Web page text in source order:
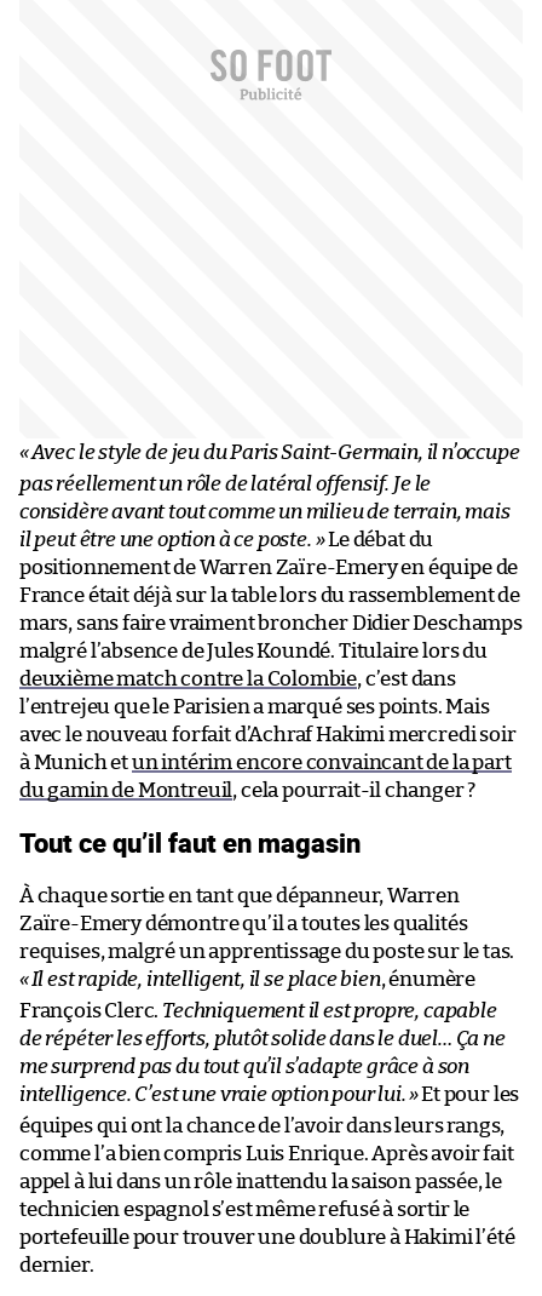
«Avec le style de jeu du Paris Saint-Germain, il n’occupe
pas réellement un rôle de latéral offensif. Je le
considère avant tout comme un milieu de terrain, mais
il peut être une option à ce poste. »Le débat du
positionnement de Warren Zaïre-Emery en équipe de
France était déjà sur la table lors du rassemblement de
mars, sans faire vraiment broncher Didier Deschamps
malgré l’absence de Jules Koundé. Titulaire lors du
deuxième match contre la Colombie, c’est dans
l’entrejeu que le Parisien a marqué ses points. Mais
avec le nouveau forfait d’Achraf Hakimi mercredi soir
à Munich etun intérim encore convaincant de la part
du gamin de Montreuil, cela pourrait-il changer ?
Tout ce qu’il faut en magasin
À chaque sortie en tant que dépanneur, Warren
Zaïre-Emery démontre qu’il a toutes les qualités
requises, malgré un apprentissage du poste sur le tas.
«Il est rapide, intelligent, il se place bien, énumère
François Clerc. Techniquement il est propre, capable
de répéter les efforts, plutôt solide dans le duel… Ça ne
me surprend pas du tout qu’il s’adapte grâce à son
intelligence. C’est une vraie option pour lui.»Et pour les
équipes qui ont la chance de l’avoir dans leurs rangs,
comme l’a bien compris Luis Enrique. Après avoir fait
appel à lui dans un rôle inattendu la saison passée, le
technicien espagnol s’est même refusé à sortir le
portefeuille pour trouver une doublure à Hakimi l’été
dernier.